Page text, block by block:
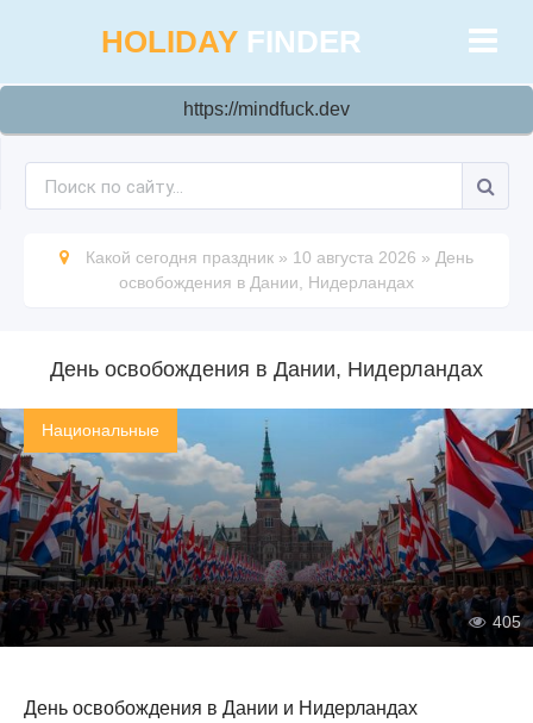
HOLIDAY FINDER
https://mindfuck.dev
Какой сегодня праздник » 10 августа 2026 » День
освобождения в Дании, Нидерландах
День освобождения в Дании, Нидерландах
Национальные
405
День освобождения в Дании и Нидерландах